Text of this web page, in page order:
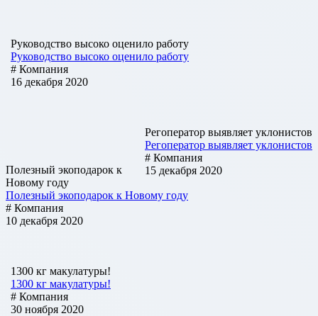
Руководство высоко оценило работу
Руководство высоко оценило работу
# Компания
16 декабря 2020
Регоператор выявляет уклонистов
Регоператор выявляет уклонистов
# Компания
15 декабря 2020
Полезный экоподарок к
Новому году
Полезный экоподарок к Новому году
# Компания
10 декабря 2020
1300 кг макулатуры!
1300 кг макулатуры!
# Компания
30 ноября 2020